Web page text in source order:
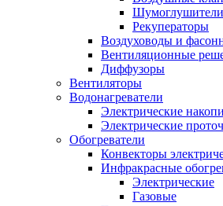
Шумоглушители
Рекуператоры
Воздуховоды и
Вентиляционные
Диффузоры
Вентиляторы
Водонагреватели
Электрические
Электрические
Обогреватели
Конвекторы
Инфракрасные
Электрические
Газовые